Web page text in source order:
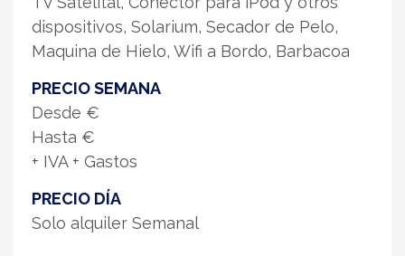
dispositivos, Solarium, Secador de Pelo,
Maquina de Hielo, Wifi a Bordo, Barbacoa
PRECIO SEMANA
Desde €
Hasta €
+ IVA + Gastos
PRECIO DÍA
Solo alquiler Semanal